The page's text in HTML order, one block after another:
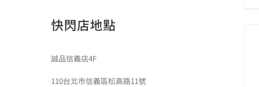
快閃店地點
誠品信義店4F
110台北市信義區松高路11號